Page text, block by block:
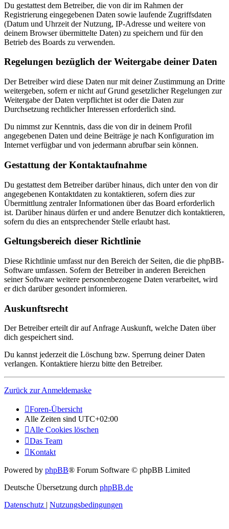
Du gestattest dem Betreiber, die von dir im Rahmen der
Registrierung eingegebenen Daten sowie laufende Zugriffsdaten
(Datum und Uhrzeit der Nutzung, IP-Adresse und weitere von
deinem Browser übermittelte Daten) zu speichern und für den
Betrieb des Boards zu verwenden.
Regelungen bezüglich der Weitergabe deiner Daten
Der Betreiber wird diese Daten nur mit deiner Zustimmung an Dritte
weitergeben, sofern er nicht auf Grund gesetzlicher Regelungen zur
Weitergabe der Daten verpflichtet ist oder die Daten zur
Durchsetzung rechtlicher Interessen erforderlich sind.
Du nimmst zur Kenntnis, dass die von dir in deinem Profil
angegebenen Daten und deine Beiträge je nach Konfiguration im
Internet verfügbar und von jedermann abrufbar sein können.
Gestattung der Kontaktaufnahme
Du gestattest dem Betreiber darüber hinaus, dich unter den von dir
angegebenen Kontaktdaten zu kontaktieren, sofern dies zur
Übermittlung zentraler Informationen über das Board erforderlich
ist. Darüber hinaus dürfen er und andere Benutzer dich kontaktieren,
sofern du dies an entsprechender Stelle erlaubt hast.
Geltungsbereich dieser Richtlinie
Diese Richtlinie umfasst nur den Bereich der Seiten, die die phpBB-
Software umfassen. Sofern der Betreiber in anderen Bereichen
seiner Software weitere personenbezogene Daten verarbeitet, wird
er dich darüber gesondert informieren.
Auskunftsrecht
Der Betreiber erteilt dir auf Anfrage Auskunft, welche Daten über
dich gespeichert sind.
Du kannst jederzeit die Löschung bzw. Sperrung deiner Daten
verlangen. Kontaktiere hierzu bitte den Betreiber.
Zurück zur Anmeldemaske
Foren-Übersicht
Alle Zeiten sind UTC+02:00
Alle Cookies löschen
Das Team
Kontakt
Powered by phpBB® Forum Software © phpBB Limited
Deutsche Übersetzung durch phpBB.de
Datenschutz | Nutzungsbedingungen